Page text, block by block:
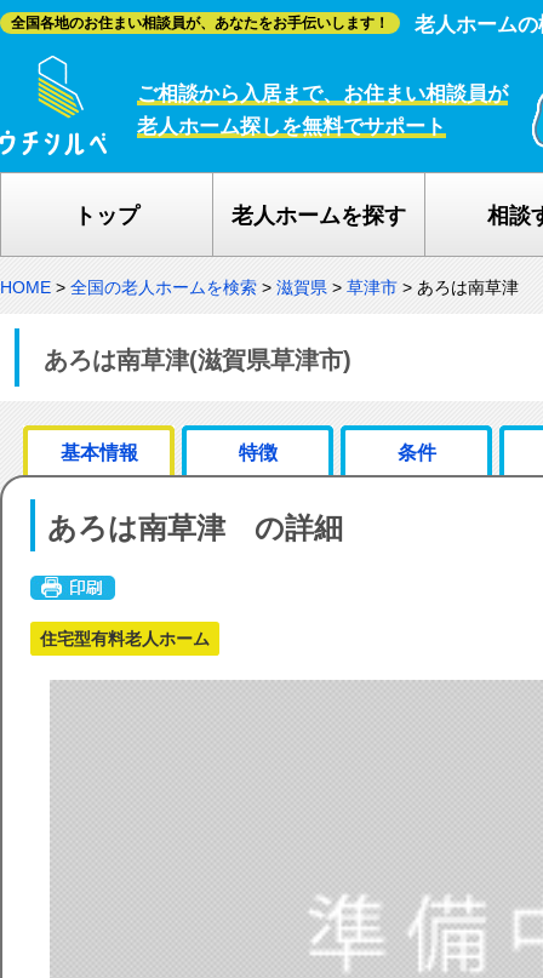
全国各地のお住まい相談員が、あなたをお手伝いします！ 老人ホーム
ご相談から入居まで、お住まい相談員が
老人ホーム探しを無料でサポート
トップ 老人ホームを探す 相談
HOME > 全国の老人ホームを検索 > 滋賀県 > 草津市 > あろは南草津
あろは南草津(滋賀県草津市)
基本情報 特徴 条件
あろは南草津 の詳細
住宅型有料老人ホーム